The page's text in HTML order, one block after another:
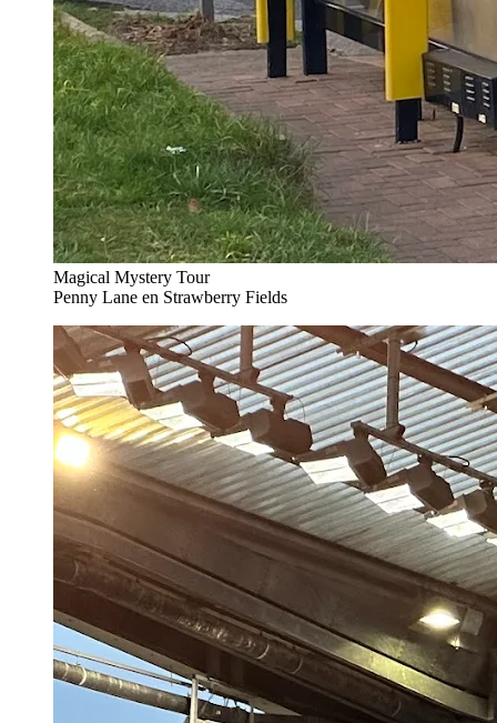
Magical Mystery Tour
Penny Lane en Strawberry Fields